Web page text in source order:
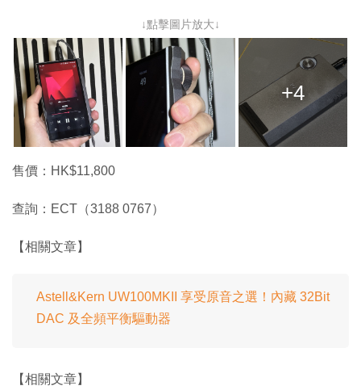
↓點擊圖片放大↓
+4
售價：HK$11,800
查詢：ECT（3188 0767）
【相關文章】
Astell&Kern UW100MKII 享受原音之選！內藏 32Bit
DAC 及全頻平衡驅動器
【相關文章】